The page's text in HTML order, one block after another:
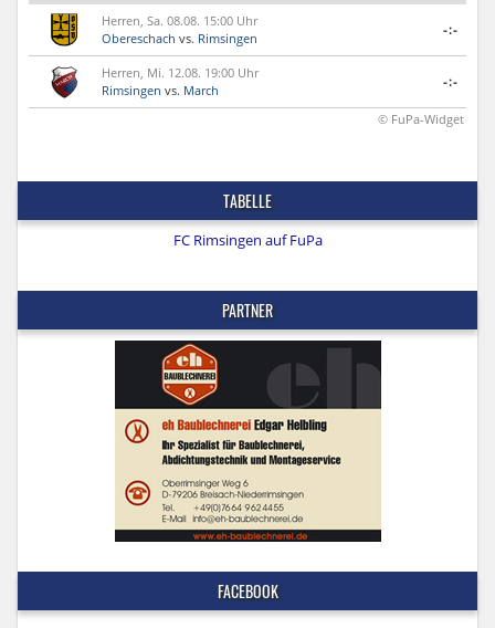
Herren, Sa. 08.08. 15:00 Uhr
Obereschach vs. Rimsingen
-:-
Herren, Mi. 12.08. 19:00 Uhr
Rimsingen vs. March
-:-
© FuPa-Widget
TABELLE
FC Rimsingen auf FuPa
PARTNER
FACEBOOK